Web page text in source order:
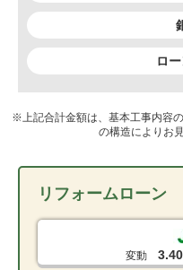
ロ
※上記合計金額は、基本工事内容
の構造によりお
リフォームローン
変動